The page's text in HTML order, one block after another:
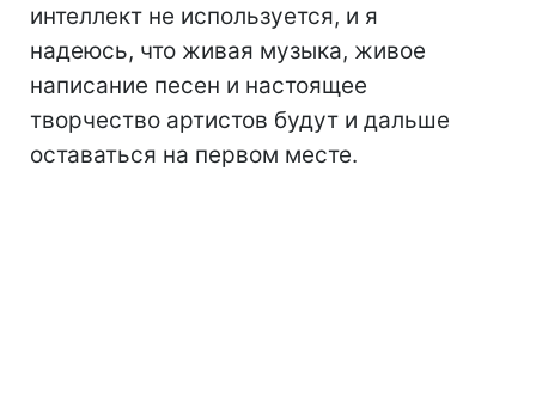
интеллект не используется, и я
надеюсь, что живая музыка, живое
написание песен и настоящее
творчество артистов будут и дальше
оставаться на первом месте.